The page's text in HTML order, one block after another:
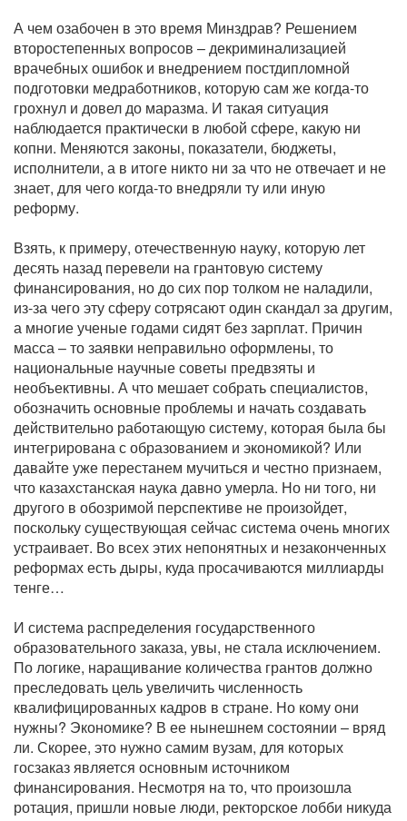
А чем озабочен в это время Минздрав? Решением
второстепенных вопросов – декриминализацией
врачебных ошибок и внедрением постдипломной
подготовки медработников, которую сам же когда-то
грохнул и довел до маразма. И такая ситуация
наблюдается практически в любой сфере, какую ни
копни. Меняются законы, показатели, бюджеты,
исполнители, а в итоге никто ни за что не отвечает и не
знает, для чего когда-то внедряли ту или иную
реформу.
Взять, к примеру, отечественную науку, которую лет
десять назад перевели на грантовую систему
финансирования, но до сих пор толком не наладили,
из-за чего эту сферу сотрясают один скандал за другим,
а многие ученые годами сидят без зарплат. Причин
масса – то заявки неправильно оформлены, то
национальные научные советы предвзяты и
необъективны. А что мешает собрать специалистов,
обозначить основные проблемы и начать создавать
действительно работающую систему, которая была бы
интегрирована с образованием и экономикой? Или
давайте уже перестанем мучиться и честно признаем,
что казахстанская наука давно умерла. Но ни того, ни
другого в обозримой перспективе не произойдет,
поскольку существующая сейчас система очень многих
устраивает. Во всех этих непонятных и незаконченных
реформах есть дыры, куда просачиваются миллиарды
тенге…
И система распределения государственного
образовательного заказа, увы, не стала исключением.
По логике, наращивание количества грантов должно
преследовать цель увеличить численность
квалифицированных кадров в стране. Но кому они
нужны? Экономике? В ее нынешнем состоянии – вряд
ли. Скорее, это нужно самим вузам, для которых
госзаказ является основным источником
финансирования. Несмотря на то, что произошла
ротация, пришли новые люди, ректорское лобби никуда